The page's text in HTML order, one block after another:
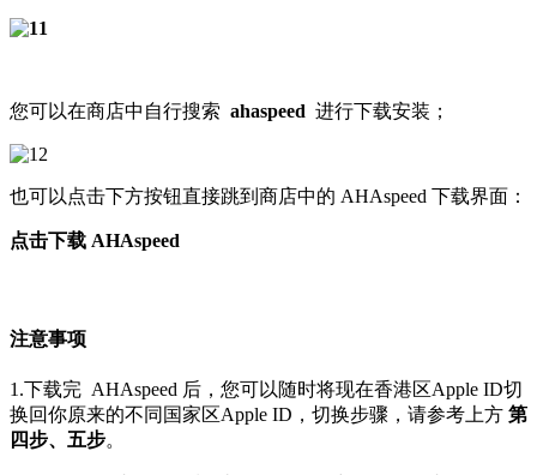
您可以在商店中自行搜索 ahaspeed 进行下载安装；
也可以点击下方按钮直接跳到商店中的 AHAspeed 下载界面：
点击下载 AHAspeed
注意事项
1.下载完 AHAspeed 后，您可以随时将现在香港区Apple ID切
换回你原来的不同国家区Apple ID ，切换步骤，请参考上方 第
四步、五步。